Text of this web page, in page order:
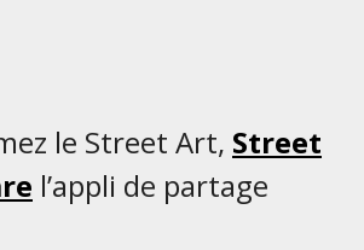
le Street Art, Street
l’appli de partage